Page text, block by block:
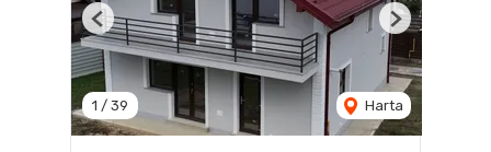
1 / 39 Harta
Previous Next